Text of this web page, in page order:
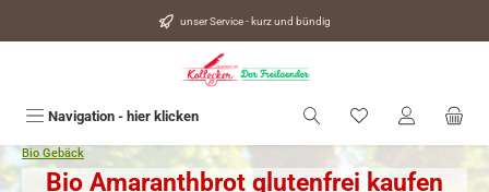
unser Service - kurz und bündig
Navigation - hier klicken Du hast 0
Bio Gebäck
Bio Amaranthbrot glutenfrei kaufen